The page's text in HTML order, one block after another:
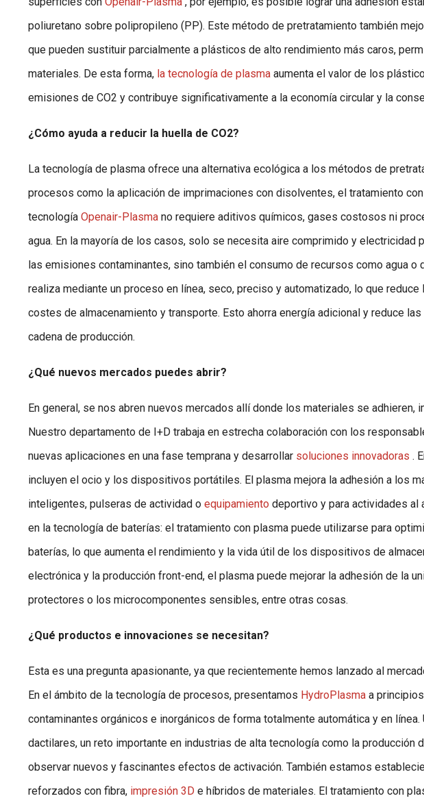
poliuretano sobre polipropileno (PP). Este método de pretratamiento también
que pueden sustituir parcialmente a plásticos de alto rendimiento más caros,
materiales. De esta forma, la tecnología de plasma aumenta el valor de los
emisiones de CO2 y contribuye significativamente a la economía circular y la
¿Cómo ayuda a reducir la huella de CO2?
La tecnología de plasma ofrece una alternativa ecológica a los métodos de
procesos como la aplicación de imprimaciones con disolventes, el tratamiento
tecnología Openair-Plasma no requiere aditivos químicos, gases costosos ni
agua. En la mayoría de los casos, solo se necesita aire comprimido y electricidad
las emisiones contaminantes, sino también el consumo de recursos como agua
realiza mediante un proceso en línea, seco, preciso y automatizado, lo que
costes de almacenamiento y transporte. Esto ahorra energía adicional y reduce
cadena de producción.
¿Qué nuevos mercados puedes abrir?
En general, se nos abren nuevos mercados allí donde los materiales se adhieren,
Nuestro departamento de I+D trabaja en estrecha colaboración con los
nuevas aplicaciones en una fase temprana y desarrollar soluciones innovadoras .
incluyen el ocio y los dispositivos portátiles. El plasma mejora la adhesión a los
inteligentes, pulseras de actividad o equipamiento deportivo y para actividades al
en la tecnología de baterías: el tratamiento con plasma puede utilizarse para
baterías, lo que aumenta el rendimiento y la vida útil de los dispositivos de
electrónica y la producción front-end, el plasma puede mejorar la adhesión de la
protectores o los microcomponentes sensibles, entre otras cosas.
¿Qué productos e innovaciones se necesitan?
Esta es una pregunta apasionante, ya que recientemente hemos lanzado al
En el ámbito de la tecnología de procesos, presentamos HydroPlasma a
contaminantes orgánicos e inorgánicos de forma totalmente automática y en
dactilares, un reto importante en industrias de alta tecnología como la producción
observar nuevos y fascinantes efectos de activación. También estamos
reforzados con fibra, impresión 3D e híbridos de materiales. El tratamiento con